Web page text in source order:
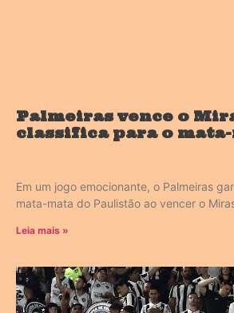
Palmeiras vence o
classifica para o
Em um jogo emocionante, o Palmeiras
mata-mata do Paulistão ao vencer o
Leia mais »